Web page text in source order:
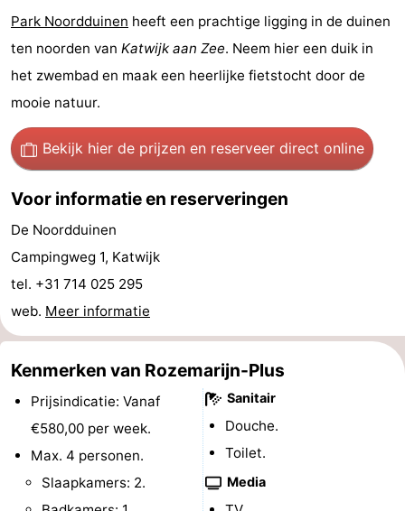
Zwembaden
-
Wandelen
-
Paardrijden
Surfen
Eten
en
drinken
Evenementen
Praktisch
Forum
-
Park Noordduinen heeft een prachtige ligging in de duinen
ten noorden van Katwijk aan Zee. Neem hier een duik in
het zwembad en maak een heerlijke fietstocht door de
mooie natuur.
Bekijk hier de prijzen en reserveer direct online
Voor informatie en reserveringen
De Noordduinen
Campingweg 1, Katwijk
tel. +31 714 025 295
web. Meer informatie
Kenmerken van Rozemarijn-Plus
Prijsindicatie: Vanaf
€580,00 per week.
Max. 4 personen.
Slaapkamers: 2.
Sanitair
Douche.
Toilet.
Media